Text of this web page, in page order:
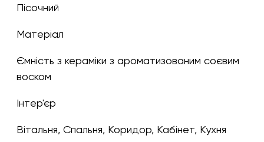
пісочний
Матеріал
ємність з кераміки з ароматизованим соєвим
воском
Інтер'єр
Вітальня, Спальня, Коридор, Кабінет, Кухня